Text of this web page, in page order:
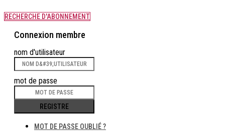
RECHERCHE D'ABONNEMENT
Connexion membre
nom d'utilisateur
mot de passe
REGISTRE
MOT DE PASSE OUBLIÉ ?